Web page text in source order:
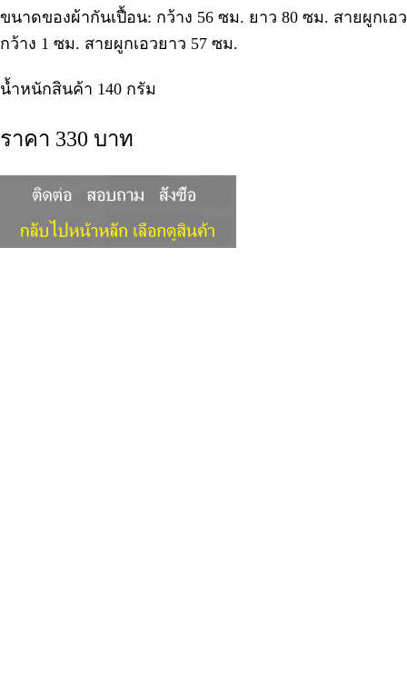
ขนาดของผ้ากันเปื้อน: กว้าง 56 ซม. ยาว 80 ซม. สายผูกเอว
กว้าง 1 ซม. สายผูกเอวยาว 57 ซม.
น้ำหนักสินค้า 140 กรัม
ราคา 330 บาท